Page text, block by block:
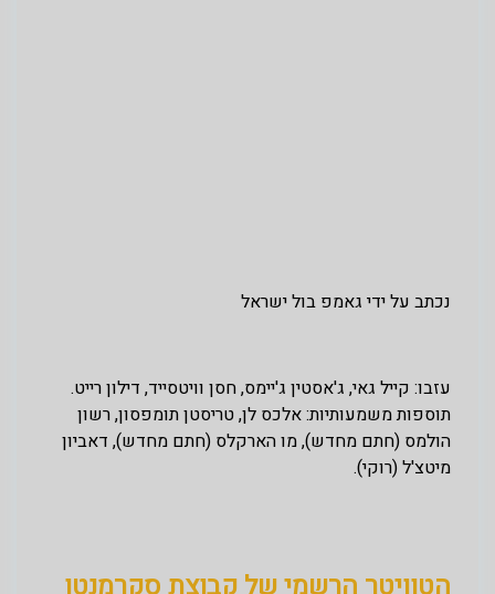
נכתב על ידי גאמפ בול ישראל
עזבו: קייל גאי, ג'אסטין ג'יימס, חסן וויטסייד, דילון רייט.
תוספות משמעותיות: אלכס לן, טריסטן תומפסון, רשון
הולמס (חתם מחדש), מו הארקלס (חתם מחדש), דאביון
מיטצ'ל (רוקי).